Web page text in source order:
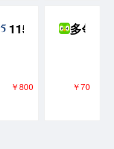
卡超级会员年卡
115网盘 8年VIP 含
￥800
多邻国
￥70